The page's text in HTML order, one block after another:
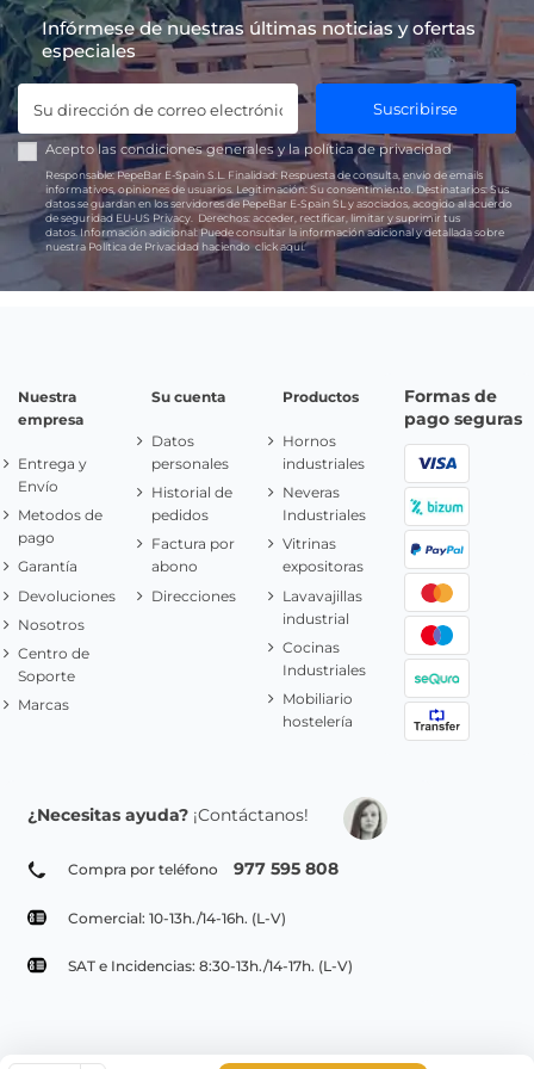
Infórmese de nuestras últimas noticias y ofertas
especiales
Suscribirse
Acepto las condiciones generales y lapolítica de privacidad
Responsable:PepeBar E-Spain S.L. Finalidad: Respuesta de consulta, envío de emails
informativos, opiniones de usuarios. Legitimación: Su consentimiento. Destinatarios: Sus
datos se guardan en los servidores de PepeBar E-Spain SL y asociados, acogido al acuerdo
de seguridad EU-US Privacy.
Derechos: acceder, rectificar, limitar y suprimir tus
datos. Información adicional:Puede consultar la información adicional y detallada sobre
nuestra Política de Privacidad haciendoclick aquí.
Nuestra
empresa
Entrega y
Envío
Metodos de
pago
Garantía
Devoluciones
Nosotros
Centro de
Soporte
Marcas
Su cuenta
Datos
personales
Historial de
pedidos
Factura por
abono
Direcciones
Productos
Hornos
industriales
Neveras
Industriales
Vitrinas
expositoras
Lavavajillas
industrial
Cocinas
Industriales
Mobiliario
hostelería
Formas de
pago seguras
¿Necesitas ayuda? ¡Contáctanos!
Compra por teléfono 977 595 808
Comercial: 10-13h./14-16h. (L-V)
SAT e Incidencias: 8:30-13h./14-17h. (L-V)